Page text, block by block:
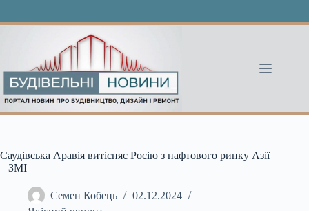
Саудівська Аравія витісняє Росію з нафтового ринку Азії
– ЗМІ
Семен Кобець
02.12.2024